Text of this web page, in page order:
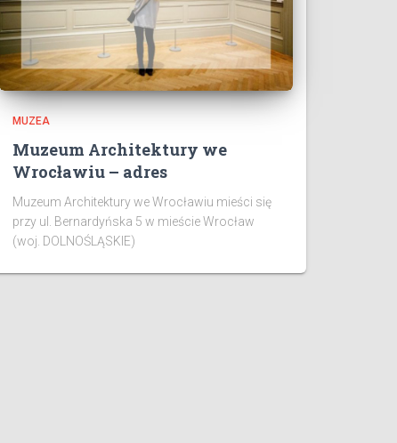
MUZEA
Muzeum Architektury we
Wrocławiu – adres
Muzeum Architektury we Wrocławiu mieści się
przy ul. Bernardyńska 5 w mieście Wrocław
(woj. DOLNOŚLĄSKIE)